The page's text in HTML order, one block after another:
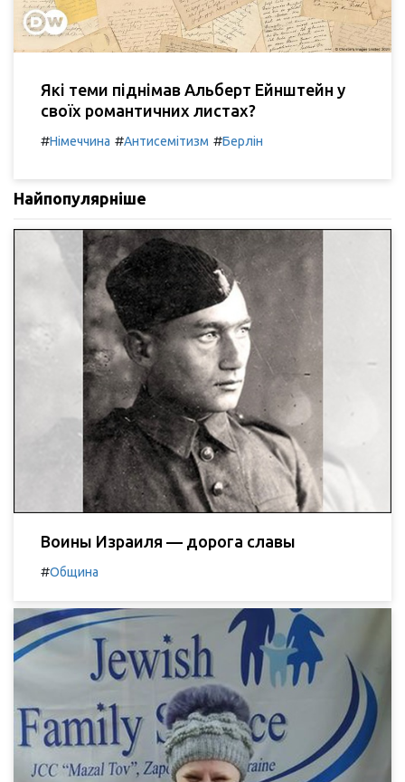
Які теми піднімав Альберт Ейнштейн у
своїх романтичних листах?
#Німеччина #Антисемітизм #Берлін
Найпопулярніше
Воины Израиля — дорога славы
#Община